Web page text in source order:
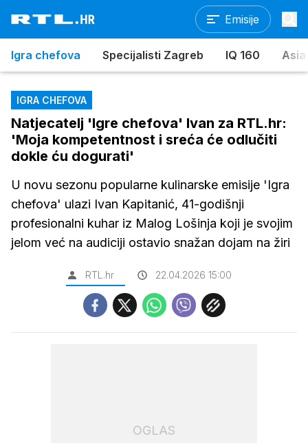
Emisije
Igra chefova Specijalisti Zagreb IQ 160
IGRA CHEFOVA
Natjecatelj 'Igre chefova' Ivan za RTL.hr:
'Moja kompetentnost i sreća će odlučiti
dokle ću dogurati'
U novu sezonu popularne kulinarske emisije 'Igra
chefova' ulazi Ivan Kapitanić, 41-godišnji
profesionalni kuhar iz Malog Lošinja koji je svojim
jelom već na audiciji ostavio snažan dojam na žiri
RTL.hr 22.04.2026 15:00
OGLAS